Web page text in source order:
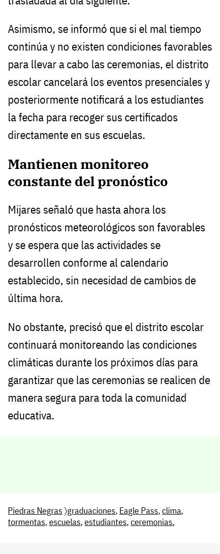
Asimismo, se informó que si el mal tiempo
continúa y no existen condiciones favorables
para llevar a cabo las ceremonias, el distrito
escolar cancelará los eventos presenciales y
posteriormente notificará a los estudiantes
la fecha para recoger sus certificados
directamente en sus escuelas.
Mantienen monitoreo
constante del pronóstico
Mijares señaló que hasta ahora los
pronósticos meteorológicos son favorables
y se espera que las actividades se
desarrollen conforme al calendario
establecido, sin necesidad de cambios de
última hora.
No obstante, precisó que el distrito escolar
continuará monitoreando las condiciones
climáticas durante los próximos días para
garantizar que las ceremonias se realicen de
manera segura para toda la comunidad
educativa.
Piedras Negras 〉graduaciones, Eagle Pass,clima,
tormentas,escuelas,estudiantes,ceremonias.